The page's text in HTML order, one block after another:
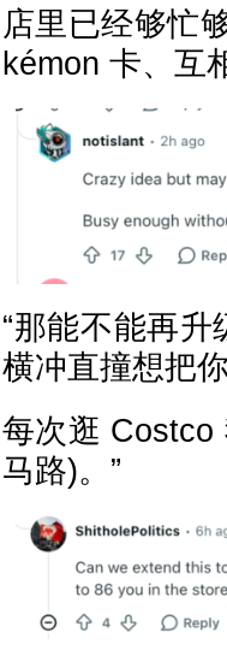
店里已经够忙
kémon 卡、互
“那能不能再
横冲直撞想把
每次逛 Costco
马路)。”